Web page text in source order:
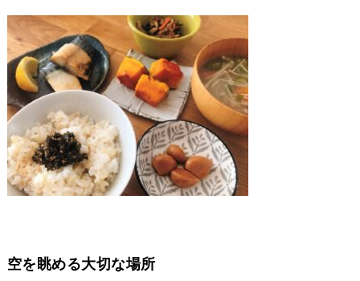
空を眺める大切な場所